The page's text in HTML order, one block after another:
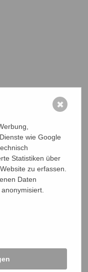
wie Google
Statistiken über
zu erfassen.
Daten
✖